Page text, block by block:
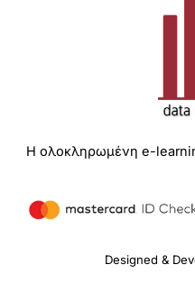
Η ολοκληρωμένη e-
Designed &